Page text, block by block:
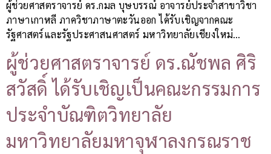
ผู้ช่วยศาสตราจารย์ ดร.กมล บุษบรรณ์ อาจารย์ประจำสาขาวิชา
ภาษาเกาหลี ภาควิชาภาษาตะวันออก ได้รับเชิญจากคณะ
รัฐศาสตร์และรัฐประศาสนศาสตร์ มหาวิทยาลัยเชียงใหม่…
ผู้ช่วยศาสตราจารย์ ดร.ณัชพล ศิริ
สวัสดิ์ ได้รับเชิญเป็นคณะกรรมการ
ประจำบัณฑิตวิทยาลัย
มหาวิทยาลัยมหาจุฬาลงกรณราช